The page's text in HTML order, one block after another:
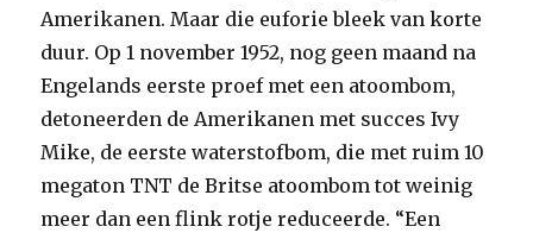
Amerikanen. Maar die euforie bleek van korte
duur. Op 1 november 1952, nog geen maand na
Engelands eerste proef met een atoombom,
detoneerden de Amerikanen met succes Ivy
Mike, de eerste waterstofbom, die met ruim 10
megaton TNT de Britse atoombom tot weinig
meer dan een flink rotje reduceerde. “Een